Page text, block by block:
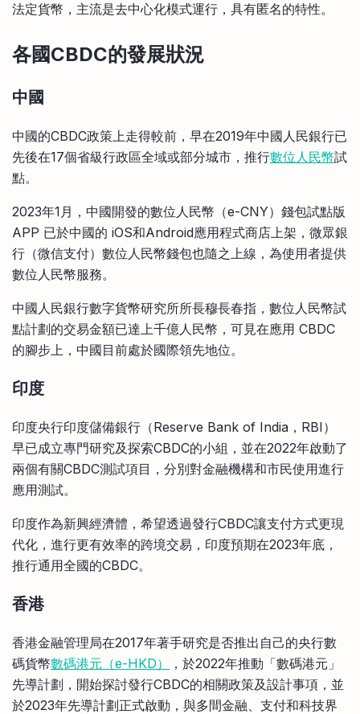
法定貨幣，主流是去中心化模式運行，具有匿名的特性。
各國CBDC的發展狀況
中國
中國的CBDC政策上走得較前，早在2019年中國人民銀行已
先後在17個省級行政區全域或部分城市，推行數位人民幣試
點。
2023年1月，中國開發的數位人民幣（e-CNY）錢包試點版
APP 已於中國的 iOS和Android應用程式商店上架，微眾銀
行（微信支付）數位人民幣錢包也隨之上線，為使用者提供
數位人民幣服務。
中國人民銀行數字貨幣研究所所長穆長春指，數位人民幣試
點計劃的交易金額已達上千億人民幣，可見在應用 CBDC
的腳步上，中國目前處於國際領先地位。
印度
印度央行印度儲備銀行（Reserve Bank of India，RBI）
早已成立專門研究及探索CBDC的小組，並在2022年啟動了
兩個有關CBDC測試項目，分別對金融機構和市民使用進行
應用測試。
印度作為新興經濟體，希望透過發行CBDC讓支付方式更現
代化，進行更有效率的跨境交易，印度預期在2023年底，
推行通用全國的CBDC。
香港
香港金融管理局在2017年著手研究是否推出自己的央行數
碼貨幣數碼港元（e-HKD）
，於2022年推動「數碼港元」
先導計劃，開始探討發行CBDC的相關政策及設計事項，並
於2023年先導計劃正式啟動，與多間金融、支付和科技界